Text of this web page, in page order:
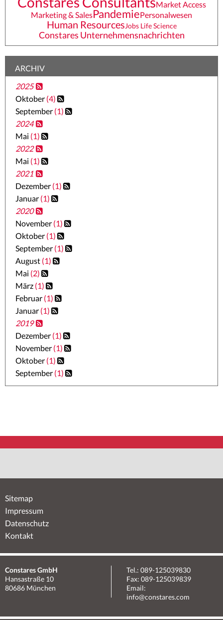
Market Access
Marketing & SalesPandemiePersonalwesen
Human ResourcesJobs Life Science
Constares Unternehmensnachrichten
ARCHIV
2025
Oktober (4)
September (1)
2024
Mai (1)
2022
Mai (1)
2021
Dezember (1)
Januar (1)
2020
November (1)
Oktober (1)
September (1)
August (1)
Mai (2)
März (1)
Februar (1)
Januar (1)
2019
Dezember (1)
November (1)
Oktober (1)
September (1)
Sitemap
Impressum
Datenschutz
Kontakt
Constares GmbH
Hansastraße 10
80686 München
Tel.: 089-125039830
Fax: 089-125039839
Email:
info@constares.com